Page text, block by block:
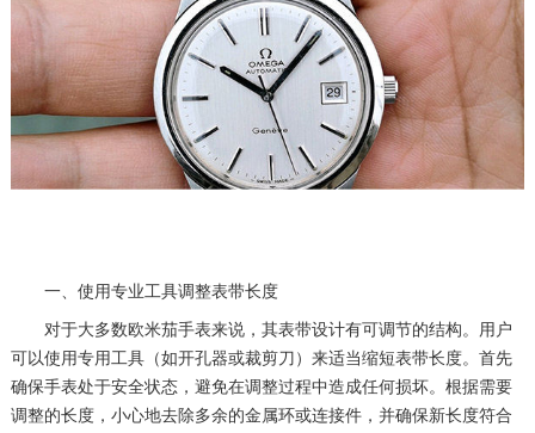
一、使用专业工具调整表带长度
对于大多数欧米茄手表来说，其表带设计有可调节的结构。用户
可以使用专用工具（如开孔器或裁剪刀）来适当缩短表带长度。首先
确保手表处于安全状态，避免在调整过程中造成任何损坏。根据需要
调整的长度，小心地去除多余的金属环或连接件，并确保新长度符合